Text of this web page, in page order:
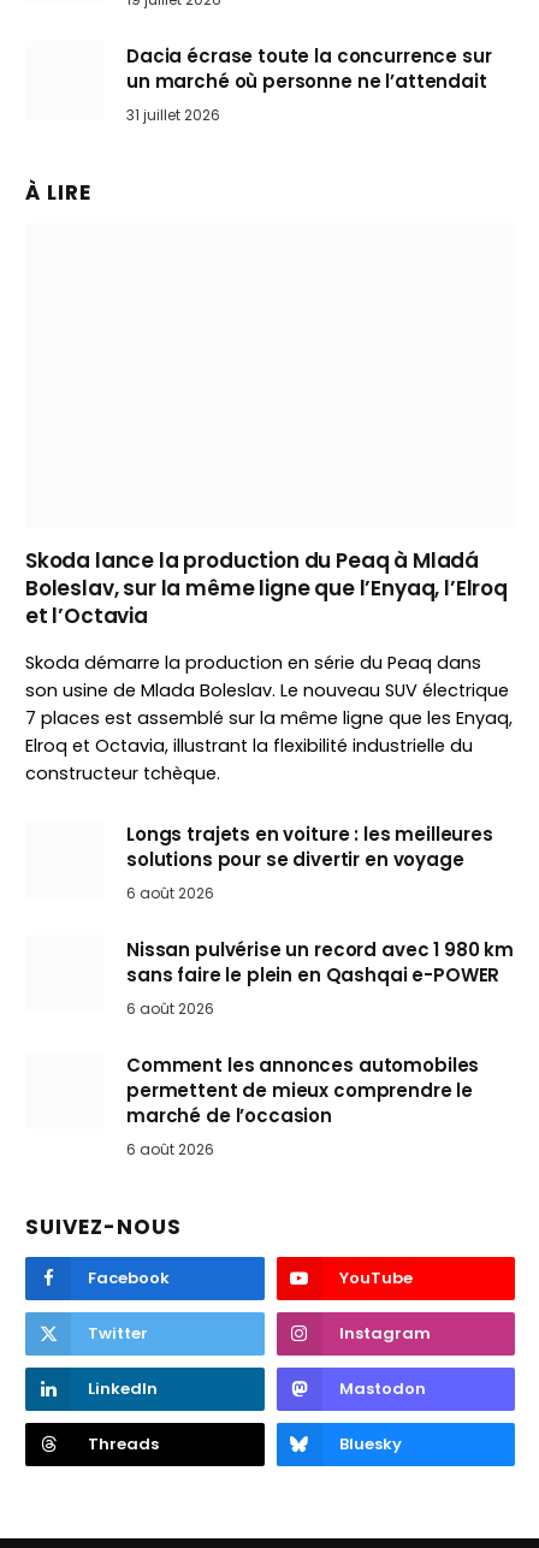
Dacia écrase toute la concurrence sur
un marché où personne ne l’attendait
31 juillet 2026
À LIRE
Skoda lance la production du Peaq à Mladá
Boleslav, sur la même ligne que l’Enyaq, l’Elroq
et l’Octavia
Skoda démarre la production en série du Peaq dans
son usine de Mlada Boleslav. Le nouveau SUV électrique
7 places est assemblé sur la même ligne que les Enyaq,
Elroq et Octavia, illustrant la flexibilité industrielle du
constructeur tchèque.
Longs trajets en voiture : les meilleures
solutions pour se divertir en voyage
6 août 2026
Nissan pulvérise un record avec 1 980 km
sans faire le plein en Qashqai e-POWER
6 août 2026
Comment les annonces automobiles
permettent de mieux comprendre le
marché de l’occasion
6 août 2026
SUIVEZ-NOUS
Facebook YouTube
Twitter Instagram
LinkedIn Mastodon
Threads Bluesky